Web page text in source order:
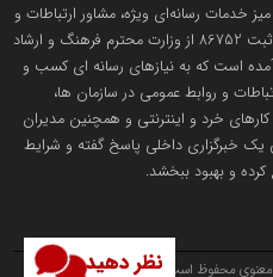
نظر دهید
خبر
خدمات رسانه‌ای ویژه، مشاور ارتباطات و
رسانه و دارنده مجوز رسانه رسمی با شماره ثبت 86752 از وزارت محترم فرهنگ و ارشاد
است که به نیازهای رسانه ای کسب و
و روابط عمومی در سازمان ها،
خرد و اینترنتی و همچنین مدیران
یک خبرگزاری داخلی پاسخ گفته و شرایط
کرده و بهبود ببخشد.
محفوظ است.